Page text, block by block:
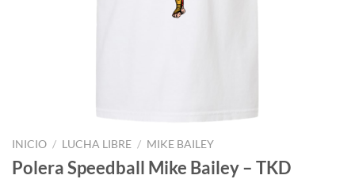
INICIO / LUCHA LIBRE / MIKE BAILEY
Polera Speedball Mike Bailey – TKD